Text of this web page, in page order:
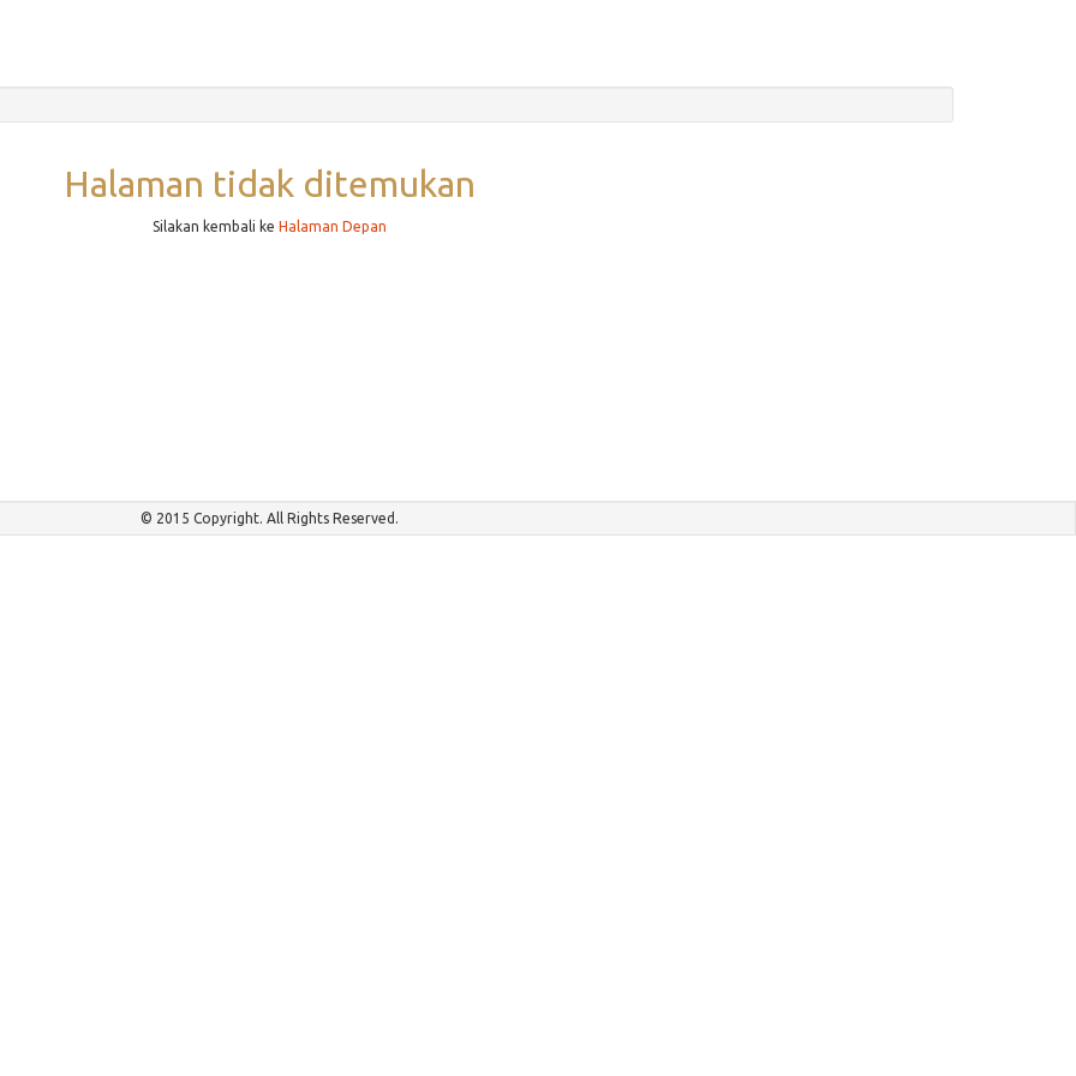
Halaman tidak ditemukan
Silakan kembali ke Halaman Depan
© 2015 Copyright. All Rights Reserved.